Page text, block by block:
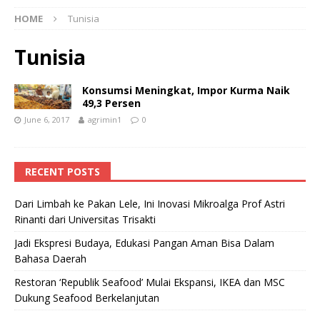
HOME Tunisia
Tunisia
Konsumsi Meningkat, Impor Kurma Naik
49,3 Persen
June 6, 2017 agrimin1 0
RECENT POSTS
Dari Limbah ke Pakan Lele, Ini Inovasi Mikroalga Prof Astri
Rinanti dari Universitas Trisakti
Jadi Ekspresi Budaya, Edukasi Pangan Aman Bisa Dalam
Bahasa Daerah
Restoran ‘Republik Seafood’ Mulai Ekspansi, IKEA dan MSC
Dukung Seafood Berkelanjutan